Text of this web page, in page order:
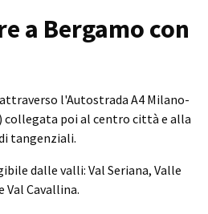
a Bergamo con
l'Autostrada A4 Milano-
collegata poi al centro città e alla
tangenziali.
dalle valli: Val Seriana, Valle
Val Cavallina.